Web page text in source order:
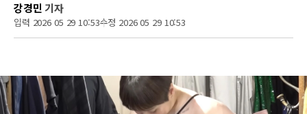
강경민 기자
입력 2026 05 29 10:53수정 2026 05 29 10:53